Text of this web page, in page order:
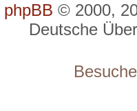
phpBB © 2000,
Deutsche